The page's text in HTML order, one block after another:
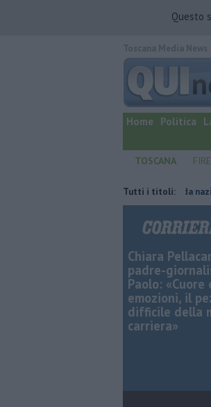
Questo
quotidiano online.
Home Politica
TOSCANA
Tutti i titoli:
Terrorismo e propaganda nazista,
Chiara
padre-
Paolo: «Cuore
emozioni, il
difficile della
carriera»